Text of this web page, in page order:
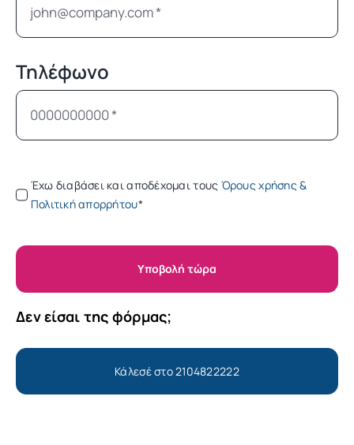
Τηλέφωνο
Έχω διαβάσει και αποδέχομαι τους Όρους χρήσης &
Πολιτική απορρήτου*
Υποβολή τώρα
Δεν είσαι της φόρμας;
Κάλεσέ στο 2104822222